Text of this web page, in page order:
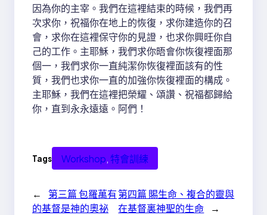
因為你的主宰。我們在這裡結束的時候，我們再
次求你，祝福你在地上的恢復，求你建造你的召
會，求你在這裡保守你的見證，也求你興旺你自
己的工作。主耶穌，我們求你晤會你恢復裡面那
個一，我們求你一直純潔你恢復裡面該有的性
質，我們也求你一直的加強你恢復裡面的構成。
主耶穌，我們在這裡把榮耀、頌讚、祝福都歸給
你，直到永永遠遠。阿們！
Tags Workshop, 特會訓練
←
第三篇 包羅萬有
的基督是神的奧祕
第四篇 賜生命、複合的靈與
在基督裏神聖的生命
→